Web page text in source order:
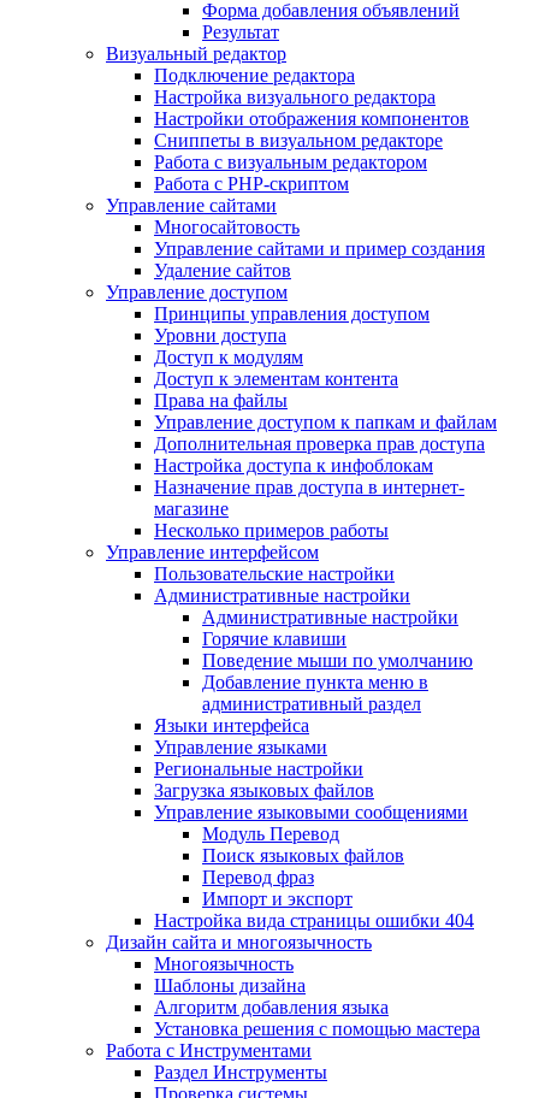
Форма добавления объявлений
Результат
Визуальный редактор
Подключение редактора
Настройка визуального редактора
Настройки отображения компонентов
Сниппеты в визуальном редакторе
Работа с визуальным редактором
Работа с PHP-скриптом
Управление сайтами
Многосайтовость
Управление сайтами и пример создания
Удаление сайтов
Управление доступом
Принципы управления доступом
Уровни доступа
Доступ к модулям
Доступ к элементам контента
Права на файлы
Управление доступом к папкам и файлам
Дополнительная проверка прав доступа
Настройка доступа к инфоблокам
Назначение прав доступа в интернет-
магазине
Несколько примеров работы
Управление интерфейсом
Пользовательские настройки
Административные настройки
Административные настройки
Горячие клавиши
Поведение мыши по умолчанию
Добавление пункта меню в
административный раздел
Языки интерфейса
Управление языками
Региональные настройки
Загрузка языковых файлов
Управление языковыми сообщениями
Mодуль Перевод
Поиск языковых файлов
Перевод фраз
Импорт и экспорт
Настройка вида страницы ошибки 404
Дизайн сайта и многоязычность
Многоязычность
Шаблоны дизайна
Алгоритм добавления языка
Установка решения с помощью мастера
Работа с Инструментами
Раздел Инструменты
Проверка системы